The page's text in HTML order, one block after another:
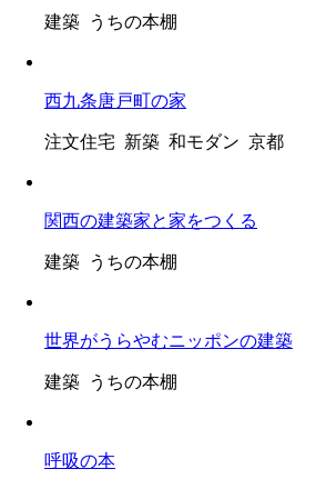
建築 うちの本棚
西九条唐戸町の家
注文住宅 新築 和モダン 京都
関西の建築家と家をつくる
建築 うちの本棚
世界がうらやむニッポンの建築
建築 うちの本棚
呼吸の本